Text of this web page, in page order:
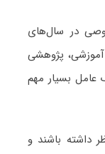
در سال‌های
پژوهشی
عامل بسیار مهم
داشته باشند و